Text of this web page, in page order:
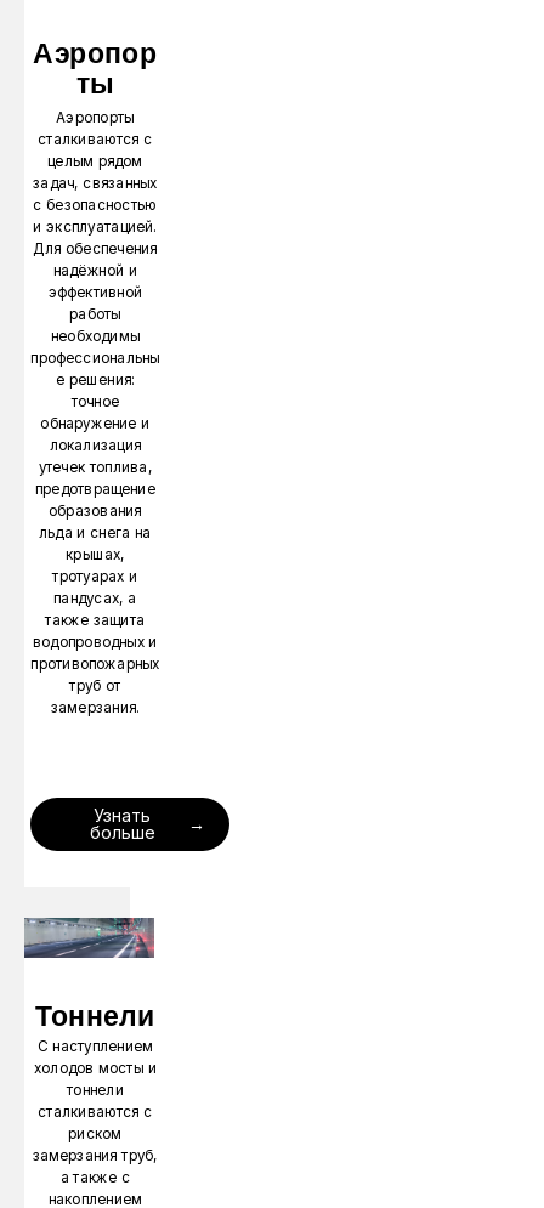
Аэропор
ты
Аэропорты
сталкиваются с
целым рядом
задач, связанных
с безопасностью
и эксплуатацией.
Для обеспечения
надёжной и
эффективной
работы
необходимы
профессиональны
е решения:
точное
обнаружение и
локализация
утечек топлива,
предотвращение
образования
льда и снега на
крышах,
тротуарах и
пандусах, а
также защита
водопроводных и
противопожарных
труб от
замерзания.
Узнать
больше
Тоннели
С наступлением
холодов мосты и
тоннели
сталкиваются с
риском
замерзания труб,
а также с
накоплением